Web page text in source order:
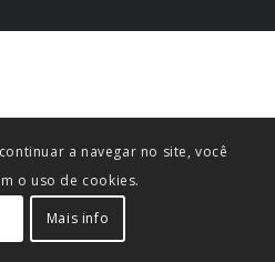
a navegar no site, você
o uso de cookies.
Mais info